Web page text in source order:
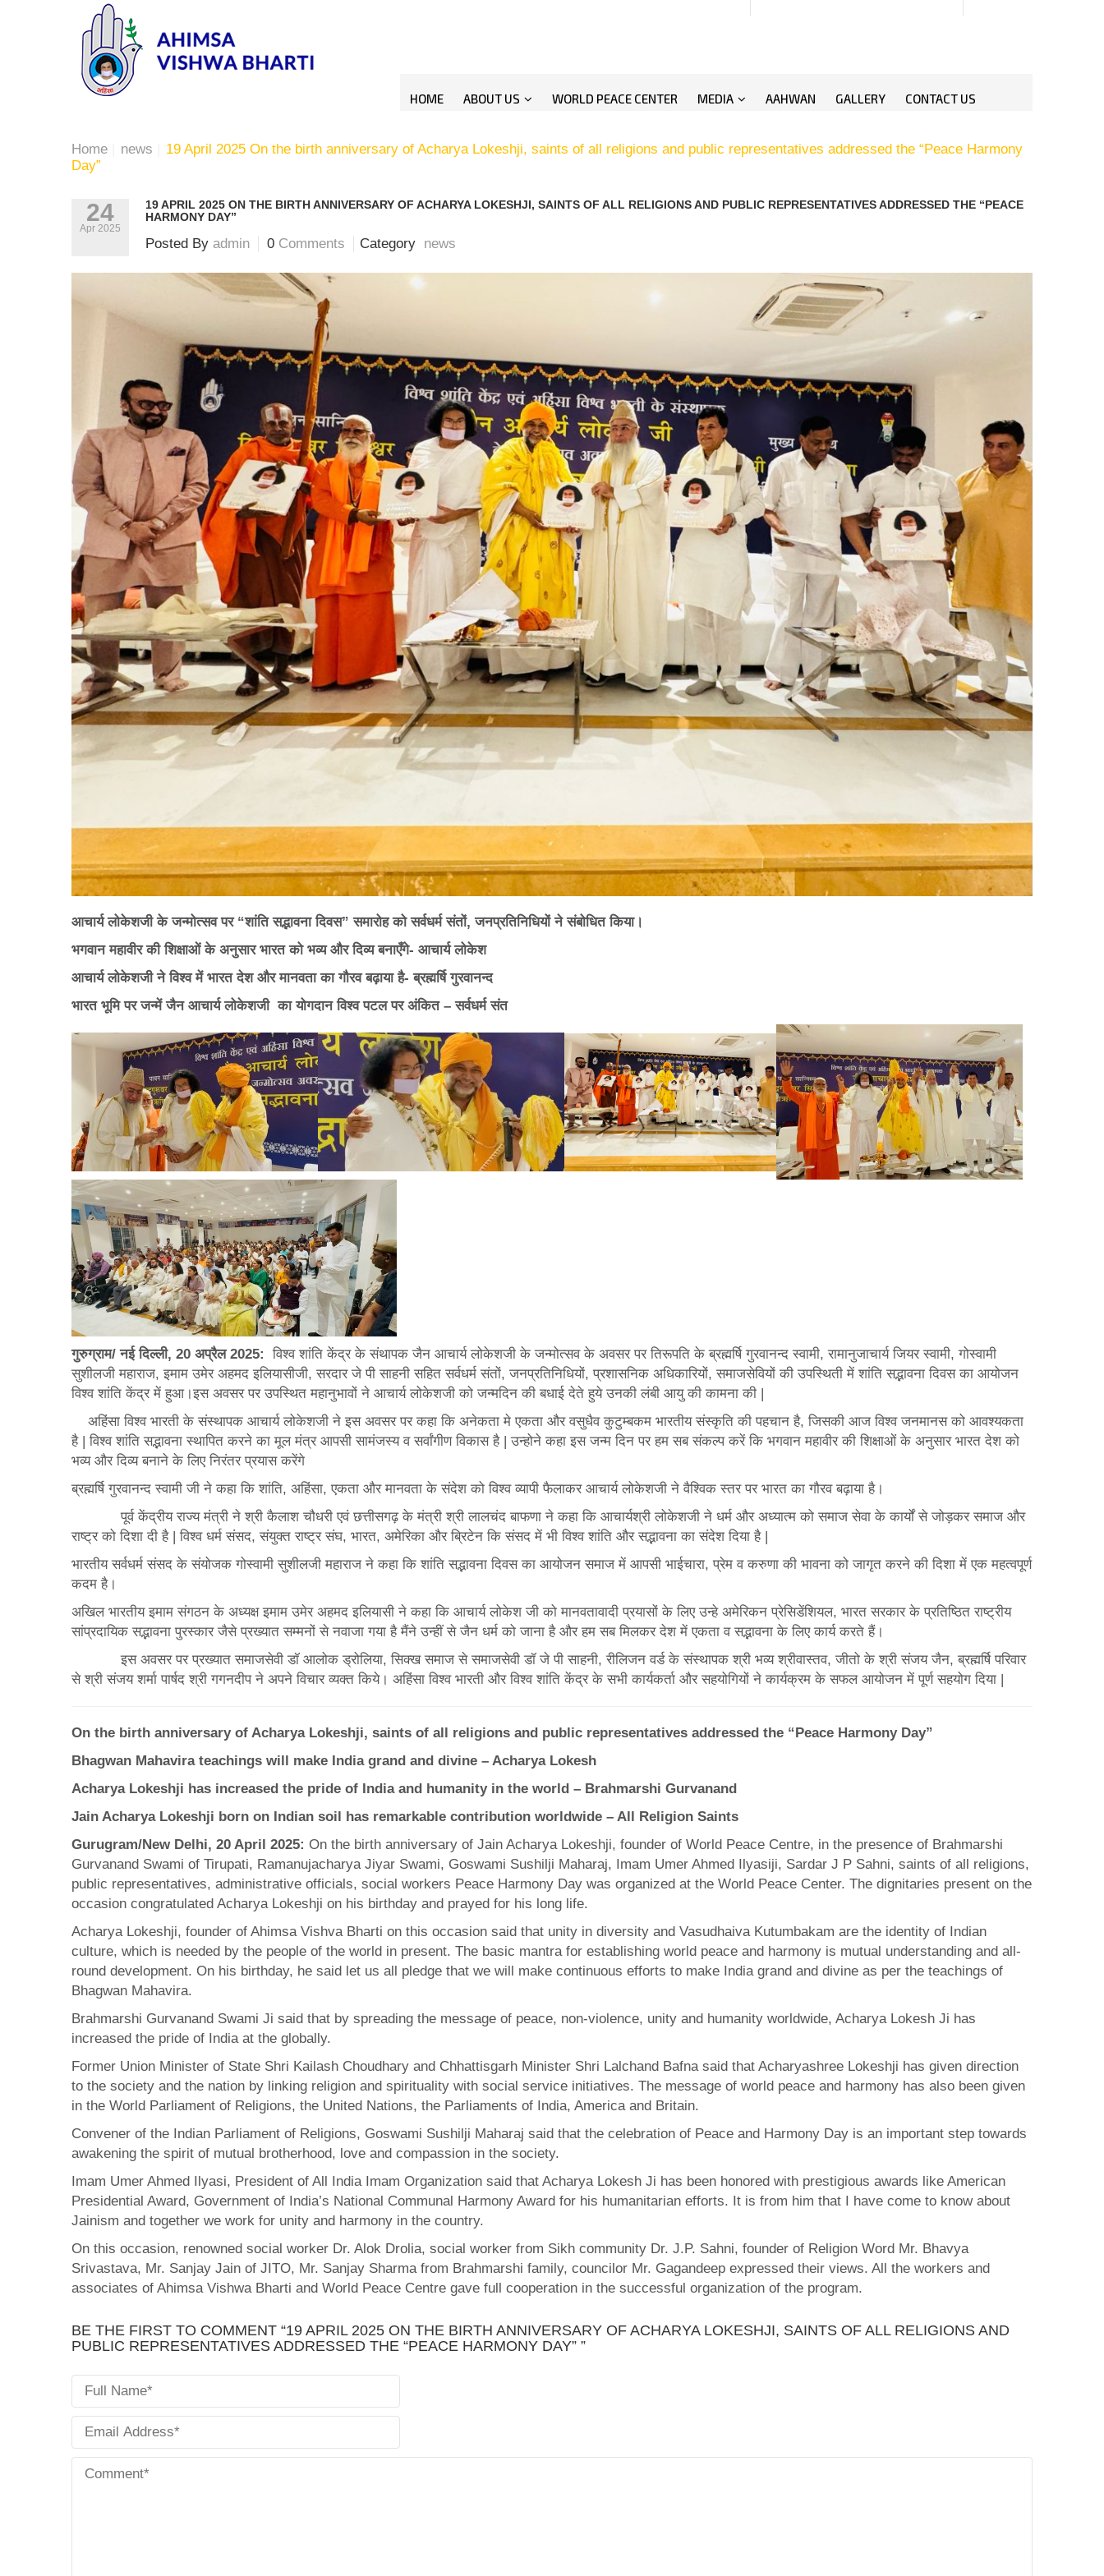
HOME ABOUT US WORLD PEACE CENTER MEDIA AAHWAN GALLERY CONTACT US
Home news
19 April 2025 On the birth anniversary of Acharya Lokeshji, saints of all religions and public representatives addressed the “Peace Harmony
Day”
24
Apr 2025
19 APRIL 2025 ON THE BIRTH ANNIVERSARY OF ACHARYA LOKESHJI, SAINTS OF ALL RELIGIONS AND PUBLIC REPRESENTATIVES ADDRESSED THE “PEACE
HARMONY DAY”
Posted By admin 0 Comments Category news
आचार्य लोकेशजी के जन्मोत्सव पर “शांति सद्भावना दिवस” समारोह को सर्वधर्म संतों,जनप्रतिनिधियों ने संबोधित किया।
भगवान महावीर की शिक्षाओं के अनुसार भारत को भव्य और दिव्य बनाएँगे- आचार्य लोकेश
आचार्य लोकेशजी ने विश्व में भारत देश और मानवता का गौरव बढ़ाया है- ब्रह्मर्षि गुरवानन्द
भारत भूमि पर जन्में जैन आचार्य लोकेशजी का योगदान विश्व पटल पर अंकित – सर्वधर्म संत
गुरुग्राम/ नई दिल्ली, 20 अप्रैल 2025: विश्व शांति केंद्र के संथापक जैन आचार्य लोकेशजी के जन्मोत्सव के अवसर पर तिरूपति के ब्रह्मर्षि गुरवानन्द स्वामी, रामानुजाचार्य जियर स्वामी, गोस्वामी
सुशीलजी महाराज, इमाम उमेर अहमद इलियासीजी, सरदार जे पी साहनी सहित सर्वधर्म संतों, जनप्रतिनिधियों, प्रशासनिक अधिकारियों, समाजसेवियों की उपस्थिती में शांति सद्भावना दिवस का आयोजन
विश्व शांति केंद्र में हुआ।इस अवसर पर उपस्थित महानुभावों ने आचार्य लोकेशजी को जन्मदिन की बधाई देते हुये उनकी लंबी आयु की कामना की |
अहिंसा विश्व भारती के संस्थापक आचार्य लोकेशजी ने इस अवसर पर कहा कि अनेकता मे एकता और वसुधैव कुटुम्बकम भारतीय संस्कृति की पहचान है, जिसकी आज विश्व जनमानस को आवश्यकता
है | विश्व शांति सद्भावना स्थापित करने का मूल मंत्र आपसी सामंजस्य व सर्वांगीण विकास है | उन्होने कहा इस जन्म दिन पर हम सब संकल्प करें कि भगवान महावीर की शिक्षाओं के अनुसार भारत देश को
भव्य और दिव्य बनाने के लिए निरंतर प्रयास करेंगे
ब्रह्मर्षि गुरवानन्द स्वामी जी ने कहा कि शांति, अहिंसा, एकता और मानवता के संदेश को विश्व व्यापी फैलाकर आचार्य लोकेशजी ने वैश्विक स्तर पर भारत का गौरव बढ़ाया है।
पूर्व केंद्रीय राज्य मंत्री ने श्री कैलाश चौधरी एवं छत्तीसगढ़ के मंत्री श्री लालचंद बाफणा ने कहा कि आचार्यश्री लोकेशजी ने धर्म और अध्यात्म को समाज सेवा के कार्यों से जोड़कर समाज और
राष्ट्र को दिशा दी है | विश्व धर्म संसद, संयुक्त राष्ट्र संघ, भारत, अमेरिका और ब्रिटेन कि संसद में भी विश्व शांति और सद्भावना का संदेश दिया है |
भारतीय सर्वधर्म संसद के संयोजक गोस्वामी सुशीलजी महाराज ने कहा कि शांति सद्भावना दिवस का आयोजन समाज में आपसी भाईचारा, प्रेम व करुणा की भावना को जागृत करने की दिशा में एक महत्वपूर्ण
कदम है।
अखिल भारतीय इमाम संगठन के अध्यक्ष इमाम उमेर अहमद इलियासी ने कहा कि आचार्य लोकेश जी को मानवतावादी प्रयासों के लिए उन्हे अमेरिकन प्रेसिडेंशियल, भारत सरकार के प्रतिष्ठित राष्ट्रीय
सांप्रदायिक सद्भावना पुरस्कार जैसे प्रख्यात सम्मनों से नवाजा गया है मैंने उन्हीं से जैन धर्म को जाना है और हम सब मिलकर देश में एकता व सद्भावना के लिए कार्य करते हैं।
इस अवसर पर प्रख्यात समाजसेवी डॉ आलोक ड्रोलिया, सिक्ख समाज से समाजसेवी डॉ जे पी साहनी, रीलिजन वर्ड के संस्थापक श्री भव्य श्रीवास्तव, जीतो के श्री संजय जैन, ब्रह्मर्षि परिवार
से श्री संजय शर्मा पार्षद श्री गगनदीप ने अपने विचार व्यक्त किये। अहिंसा विश्व भारती और विश्व शांति केंद्र के सभी कार्यकर्ता और सहयोगियों ने कार्यक्रम के सफल आयोजन में पूर्ण सहयोग दिया |
On the birth anniversary of Acharya Lokeshji, saints of all religions and public representatives addressed the “Peace Harmony Day”
Bhagwan Mahavira teachings will make India grand and divine – Acharya Lokesh
Acharya Lokeshji has increased the pride of India and humanity in the world – Brahmarshi Gurvanand
Jain Acharya Lokeshji born on Indian soil has remarkable contribution worldwide – All Religion Saints
Gurugram/New Delhi, 20 April 2025: On the birth anniversary of Jain Acharya Lokeshji, founder of World Peace Centre, in the presence of Brahmarshi
Gurvanand Swami of Tirupati, Ramanujacharya Jiyar Swami, Goswami Sushilji Maharaj, Imam Umer Ahmed Ilyasiji, Sardar J P Sahni, saints of all religions,
public representatives, administrative officials, social workers Peace Harmony Day was organized at the World Peace Center. The dignitaries present on the
occasion congratulated Acharya Lokeshji on his birthday and prayed for his long life.
Acharya Lokeshji, founder of Ahimsa Vishva Bharti on this occasion said that unity in diversity and Vasudhaiva Kutumbakam are the identity of Indian
culture, which is needed by the people of the world in present. The basic mantra for establishing world peace and harmony is mutual understanding and all-
round development. On his birthday, he said let us all pledge that we will make continuous efforts to make India grand and divine as per the teachings of
Bhagwan Mahavira.
Brahmarshi Gurvanand Swami Ji said that by spreading the message of peace, non-violence, unity and humanity worldwide, Acharya Lokesh Ji has
increased the pride of India at the globally.
Former Union Minister of State Shri Kailash Choudhary and Chhattisgarh Minister Shri Lalchand Bafna said that Acharyashree Lokeshji has given direction
to the society and the nation by linking religion and spirituality with social service initiatives. The message of world peace and harmony has also been given
in the World Parliament of Religions, the United Nations, the Parliaments of India, America and Britain.
Convener of the Indian Parliament of Religions, Goswami Sushilji Maharaj said that the celebration of Peace and Harmony Day is an important step towards
awakening the spirit of mutual brotherhood, love and compassion in the society.
Imam Umer Ahmed Ilyasi, President of All India Imam Organization said that Acharya Lokesh Ji has been honored with prestigious awards like American
Presidential Award, Government of India’s National Communal Harmony Award for his humanitarian efforts. It is from him that I have come to know about
Jainism and together we work for unity and harmony in the country.
On this occasion, renowned social worker Dr. Alok Drolia, social worker from Sikh community Dr. J.P. Sahni, founder of Religion Word Mr. Bhavya
Srivastava, Mr. Sanjay Jain of JITO, Mr. Sanjay Sharma from Brahmarshi family, councilor Mr. Gagandeep expressed their views. All the workers and
associates of Ahimsa Vishwa Bharti and World Peace Centre gave full cooperation in the successful organization of the program.
BE THE FIRST TO COMMENT “19 APRIL 2025 ON THE BIRTH ANNIVERSARY OF ACHARYA LOKESHJI, SAINTS OF ALL RELIGIONS AND
PUBLIC REPRESENTATIVES ADDRESSED THE “PEACE HARMONY DAY” ”